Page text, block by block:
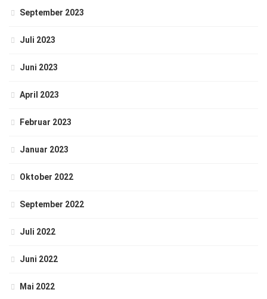
September 2023
Juli 2023
Juni 2023
April 2023
Februar 2023
Januar 2023
Oktober 2022
September 2022
Juli 2022
Juni 2022
Mai 2022